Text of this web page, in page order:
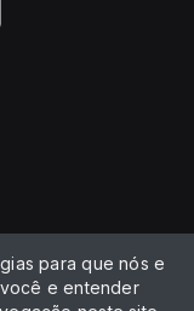
para que nós e
e entender